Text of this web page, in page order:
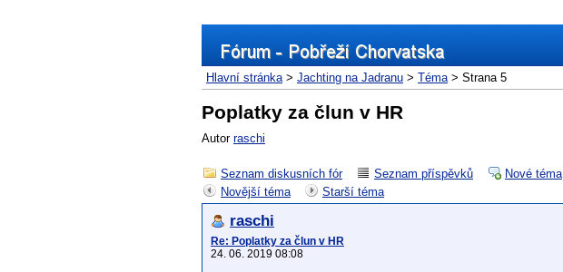
Hlavní stránka> Jachting na Jadranu > Téma> Strana 5
Poplatky za člun v HR
Autor raschi
Seznam diskusních fór Seznam příspěvků
Nové téma
Novější téma Starší téma
raschi
Re: Poplatky za člun v HR
24. 06. 2019 08:08